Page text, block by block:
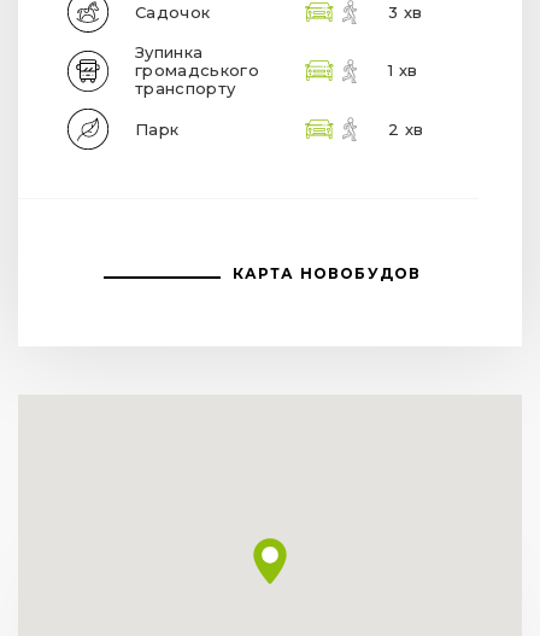
Садочок 3 хв
Зупинка
громадського
транспорту
1 хв
Парк 2 хв
КАРТА НОВОБУДОВ